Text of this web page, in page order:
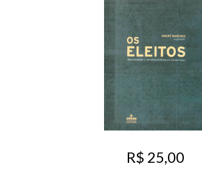
R$ 25,00